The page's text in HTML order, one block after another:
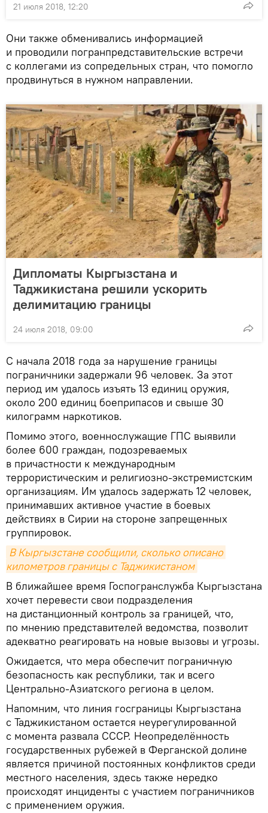
21 июля 2018, 12:20
Они также обменивались информацией
и проводили погранпредставительские встречи
с коллегами из сопредельных стран, что помогло
продвинуться в нужном направлении.
Дипломаты Кыргызстана и
Таджикистана решили ускорить
делимитацию границы
24 июля 2018, 09:00
С начала 2018 года за нарушение границы
пограничники задержали 96 человек. За этот
период им удалось изъять 13 единиц оружия,
около 200 единиц боеприпасов и свыше 30
килограмм наркотиков.
Помимо этого, военнослужащие ГПС выявили
более 600 граждан, подозреваемых
в причастности к международным
террористическим и религиозно-экстремистским
организациям. Им удалось задержать 12 человек,
принимавших активное участие в боевых
действиях в Сирии на стороне запрещенных
группировок.
В Кыргызстане сообщили, сколько описано
километров границы с Таджикистаном
В ближайшее время Госпогранслужба Кыргызстана
хочет перевести свои подразделения
на дистанционный контроль за границей, что,
по мнению представителей ведомства, позволит
адекватно реагировать на новые вызовы и угрозы.
Ожидается, что мера обеспечит пограничную
безопасность как республики, так и всего
Центрально-Азиатского региона в целом.
Напомним, что линия госграницы Кыргызстана
с Таджикистаном остается неурегулированной
с момента развала СССР. Неопределённость
государственных рубежей в Ферганской долине
является причиной постоянных конфликтов среди
местного населения, здесь также нередко
происходят инциденты с участием пограничников
с применением оружия.